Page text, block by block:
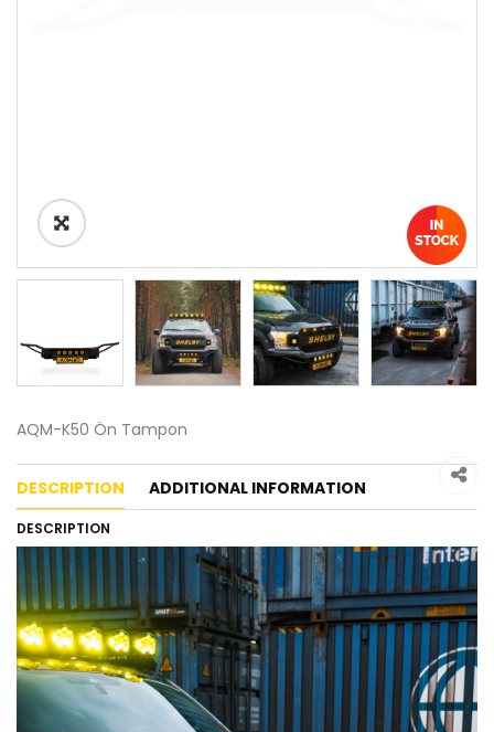
AQM-K50 Ön Tampon
DESCRIPTION ADDITIONAL INFORMATION
DESCRIPTION